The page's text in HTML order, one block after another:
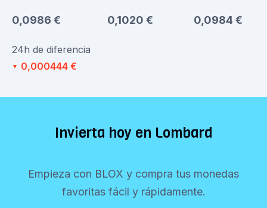
0,0986 € 0,1020 € 0,0984 €
24h de diferencia
▼ 0,000444 €
Invierta hoy en Lombard
Empieza con BLOX y compra tus monedas
favoritas fácil y rápidamente.